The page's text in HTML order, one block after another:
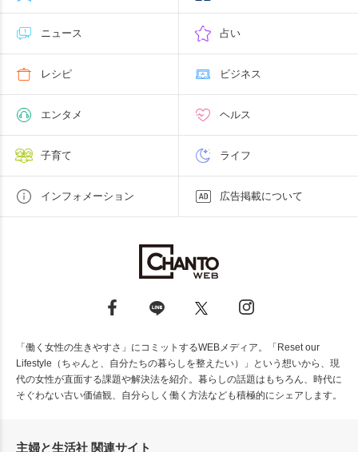
ニュース 占い
レシピ ビジネス
エンタメ ヘルス
子育て ライフ
インフォメーション 広告掲載について
「働く女性の生きやすさ」にコミットするWEBメディア。「Reset our
Lifestyle（ちゃんと、自分たちの暮らしを整えたい）」という想いから、現
代の女性が直面する課題や解決法を紹介。暮らしの話題はもちろん、時代に
そぐわない古い価値観、自分らしく働く方法なども積極的にシェアします。
主婦と生活社 関連サイト